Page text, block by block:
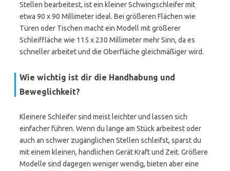
Stellen bearbeitest, ist ein kleiner Schwingschleifer mit
etwa 90 x 90 Millimeter ideal. Bei größeren Flächen wie
Türen oder Tischen macht ein Modell mit größerer
Schleiffläche wie 115 x 230 Millimeter mehr Sinn, da es
schneller arbeitet und die Oberfläche gleichmäßiger wird.
Wie wichtig ist dir die Handhabung und
Beweglichkeit?
Kleinere Schleifer sind meist leichter und lassen sich
einfacher führen. Wenn du lange am Stück arbeitest oder
auch an schwer zugänglichen Stellen schleifst, sparst du
mit einem kleinen, handlichen Gerät Kraft und Zeit. Größere
Modelle sind dagegen weniger wendig, bieten aber eine